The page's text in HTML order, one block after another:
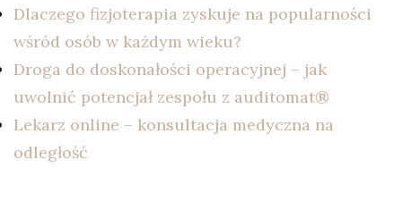
Dlaczego fizjoterapia zyskuje na popularności
wśród osób w każdym wieku?
Droga do doskonałości operacyjnej – jak
uwolnić potencjał zespołu z auditomat®
Lekarz online – konsultacja medyczna na
odległość